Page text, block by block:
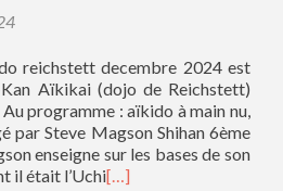
reichstett decembre 2024 est
Aïkikai (dojo de Reichstett)
programme : aïkido à main nu,
par Steve Magson Shihan 6ème
enseigne sur les bases de son
il était l’Uchi[…]